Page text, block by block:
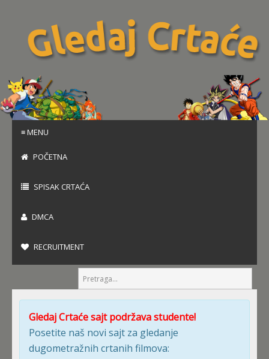
≡ MENU
POČETNA
SPISAK CRTAĆA
DMCA
RECRUITMENT
Gledaj Crtaće sajt podržava studente!
Posetite naš novi sajt za gledanje
dugometražnih crtanih filmova: